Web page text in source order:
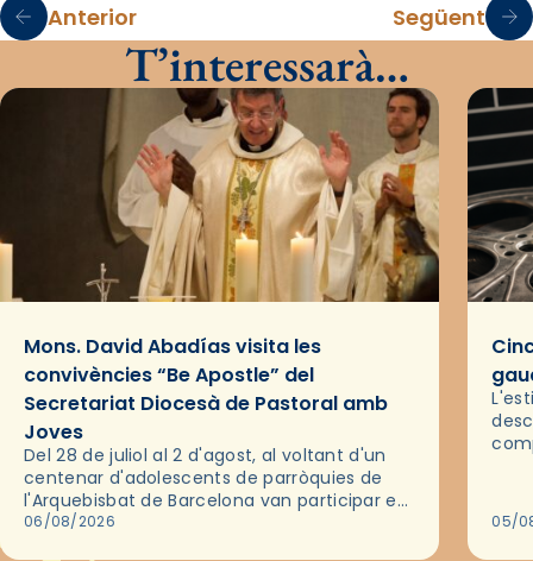
Anterior Següent
T’interessarà…
Mons. David Abadías visita les
convivències “Be Apostle” del
Secretariat Diocesà de Pastoral amb
Joves
Del 28 de juliol al 2 d'agost, al voltant d'un
centenar d'adolescents de parròquies de
l'Arquebisbat de Barcelona van participar en
les convivències Be Apostle, organitzades
06/08/2026 05/